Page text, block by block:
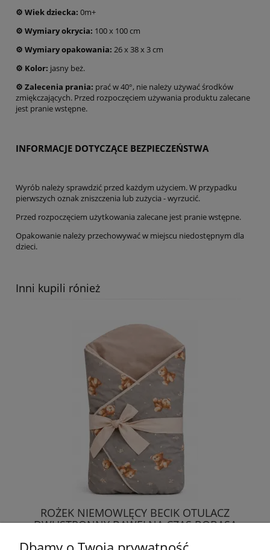
⚙️ Wiek dziecka: 0m+
⚙️ Wymiaryokrycia: 100 x 100 cm
⚙️ Wymiary opakowania: 26 x 38 x 3 cm
⚙️ Kolor: jasny beż.
⚙️ Zalecenia prania: prać w 40°, nie należy używać środków
zmiękczających. Przed rozpoczęciem używania produktu zalecane
jest pranie wstępne.
INFORMACJE DOTYCZĄCE BEZPIECZEŃSTWA
Wyrób należy sprawdzić przed każdym użyciem. W przypadku
pierwszych oznak zniszczenia lub zużycia - wyrzucić.
Przed rozpoczęciem użytkowania zalecane jest pranie wstępne.
Opakowanie należy przechowywać w miejscu niedostępnym dla
dzieci.
Inni kupili rónież
ROŻEK NIEMOWLĘCY BECIK OTULACZ
DWUSTRONNY BAWEŁNA CZAS BOBASA